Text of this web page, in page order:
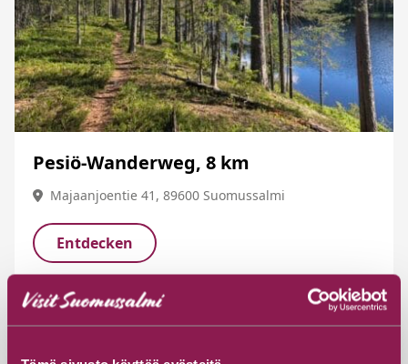
Pesiö-Wanderweg, 8 km
Majaanjoentie 41, 89600 Suomussalmi
Entdecken